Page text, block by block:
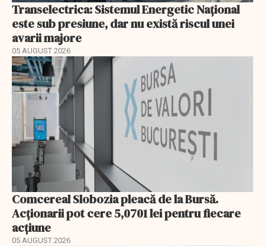
Transelectrica: Sistemul Energetic Național
este sub presiune, dar nu există riscul unei
avarii majore
05 AUGUST 2026
Comcereal Slobozia pleacă de la Bursă.
Acționarii pot cere 5,0701 lei pentru fiecare
acțiune
05 AUGUST 2026